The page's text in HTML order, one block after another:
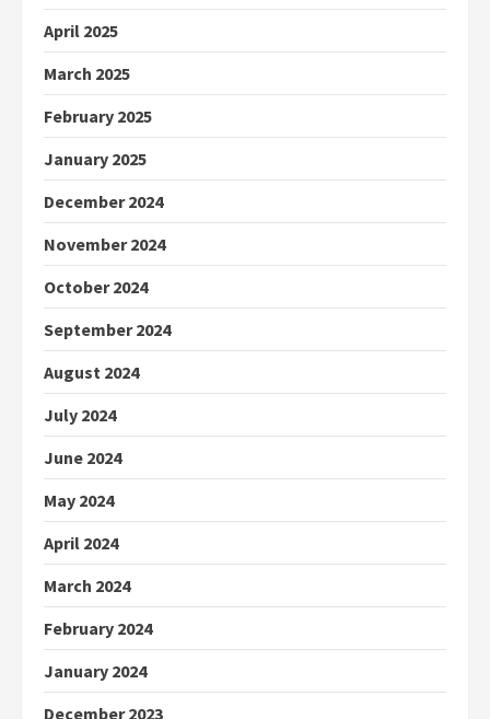
April 2025
March 2025
February 2025
January 2025
December 2024
November 2024
October 2024
September 2024
August 2024
July 2024
June 2024
May 2024
April 2024
March 2024
February 2024
January 2024
December 2023